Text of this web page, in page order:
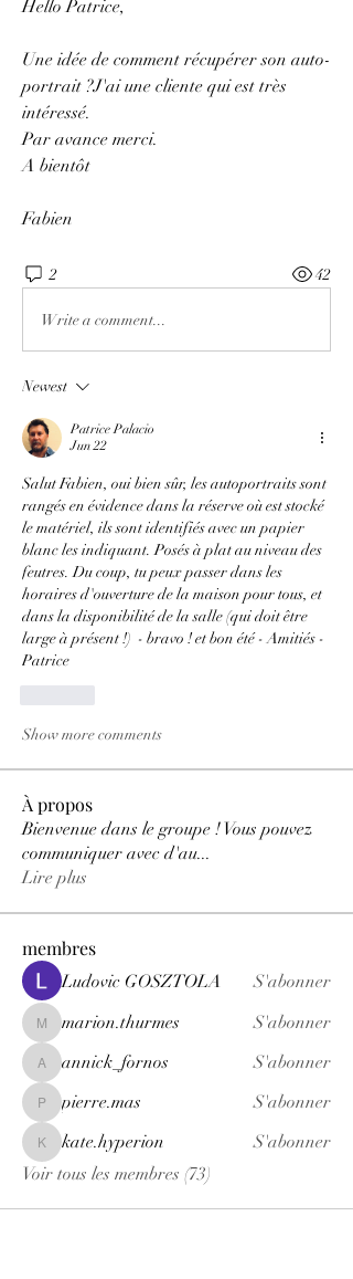
Hello Patrice,
Une idée de comment récupérer son auto-
portrait ?J'ai une cliente qui est très
intéressé.
Par avance merci.
A bientôt
Fabien
2 42
Write a comment...
Newest
Patrice Palacio
Jun 22
Salut Fabien, oui bien sûr, les autoportraits sont
rangés en évidence dans la réserve où est stocké
le matériel, ils sont identifiés avec un papier
blanc les indiquant. Posés à plat au niveau des
feutres. Du coup, tu peux passer dans les
horaires d'ouverture de la maison pour tous, et
dans la disponibilité de la salle (qui doit être
large à présent !)  - bravo ! et bon été - Amitiés -
Patrice
Show more comments
À propos
Bienvenue dans le groupe ! Vous pouvez
communiquer avec d'au...
Lire plus
membres
Ludovic GOSZTOLA S'abonner
marion.thurmes
marion.thurmes S'abonner
annick_fornos
annick_fornos S'abonner
pierre.mas
pierre.mas S'abonner
kate.hyperion
kate.hyperion
S'abonner
Voir tous les membres (73)